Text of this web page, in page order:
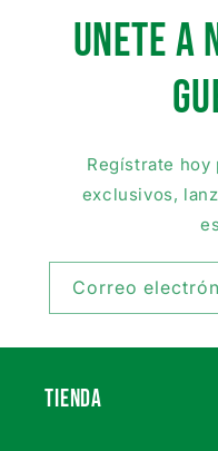
UNETE A
Regístrate
exclusivos,
Correo
TIENDA